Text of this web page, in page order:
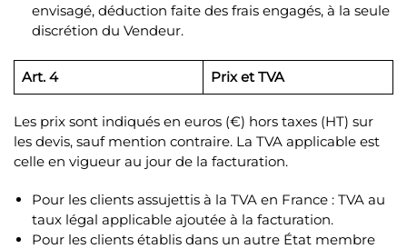
envisagé, déduction faite des frais engagés, à la seule
discrétion du Vendeur.
Art. 4 Prix et TVA
Les prix sont indiqués en euros (€) hors taxes (HT) sur
les devis, sauf mention contraire. La TVA applicable est
celle en vigueur au jour de la facturation.
Pour les clients assujettis à la TVA en France : TVA au
taux légal applicable ajoutée à la facturation.
Pour les clients établis dans un autre État membre